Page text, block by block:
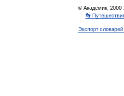
© Академик,
👣
Экспорт